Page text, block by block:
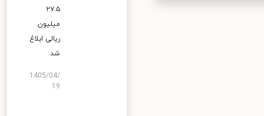
۲۷.۵
میلیون
ریالی ابلاغ
شد
1405/04/
19